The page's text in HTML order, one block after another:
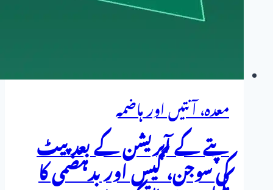
معدہ، آنتیں اور ہاضمہ
پتے کے آپریشن کے بعد پیٹ
کی سوجن، گیس اور بدہضمی کا